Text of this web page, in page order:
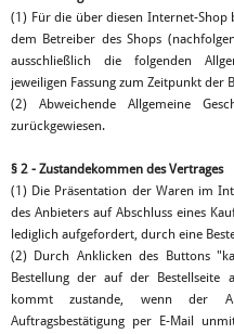
(1) Für die über diesen Internet-Shop
dem Betreiber des Shops
ausschließlich die folgenden
jeweiligen Fassung zum Zeitpunkt der
(2) Abweichende Allgemeine
zurückgewiesen.
§ 2 - Zustandekommen des Vertrages
(1) Die Präsentation der Waren im
des Anbieters auf Abschluss eines
lediglich aufgefordert, durch eine
(2) Durch Anklicken des Buttons
Bestellung der auf der Bestellseite
kommt zustande, wenn der
Auftragsbestätigung per E-Mail